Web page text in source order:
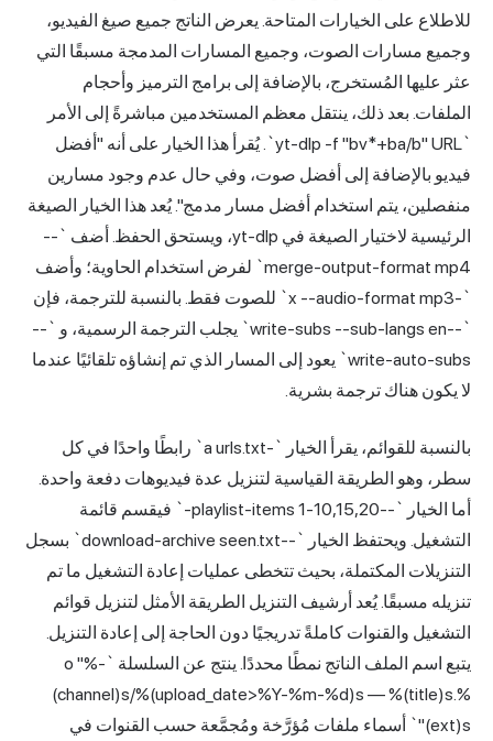
للاطلاع على الخيارات المتاحة. يعرض الناتج جميع صيغ الفيديو،
وجميع مسارات الصوت، وجميع المسارات المدمجة مسبقًا التي
عثر عليها المُستخرج، بالإضافة إلى برامج الترميز وأحجام
الملفات. بعد ذلك، ينتقل معظم المستخدمين مباشرةً إلى الأمر
`yt-dlp -f "bv*+ba/b" URL`. يُقرأ هذا الخيار على أنه "أفضل
فيديو بالإضافة إلى أفضل صوت، وفي حال عدم وجود مسارين
منفصلين، يتم استخدام أفضل مسار مدمج". يُعد هذا الخيار الصيغة
الرئيسية لاختيار الصيغة في yt-dlp، ويستحق الحفظ. أضف `--
merge-output-format mp4` لفرض استخدام الحاوية؛ وأضف
`-x --audio-format mp3` للصوت فقط. بالنسبة للترجمة، فإن
`--write-subs --sub-langs en` يجلب الترجمة الرسمية، و `--
write-auto-subs` يعود إلى المسار الذي تم إنشاؤه تلقائيًا عندما
لا يكون هناك ترجمة بشرية.
بالنسبة للقوائم، يقرأ الخيار `-a urls.txt` رابطًا واحدًا في كل
سطر، وهو الطريقة القياسية لتنزيل عدة فيديوهات دفعة واحدة.
أما الخيار `--playlist-items 1-10,15,20-` فيقسم قائمة
التشغيل. ويحتفظ الخيار `--download-archive seen.txt` بسجل
التنزيلات المكتملة، بحيث تتخطى عمليات إعادة التشغيل ما تم
تنزيله مسبقًا. يُعد أرشيف التنزيل الطريقة الأمثل لتنزيل قوائم
التشغيل والقنوات كاملةً تدريجيًا دون الحاجة إلى إعادة التنزيل.
يتبع اسم الملف الناتج نمطًا محددًا. ينتج عن السلسلة `-o "%
(channel)s/%(upload_date>%Y-%m-%d)s — %(title)s.%
(ext)s"` أسماء ملفات مُؤرَّخة ومُجمَّعة حسب القنوات في